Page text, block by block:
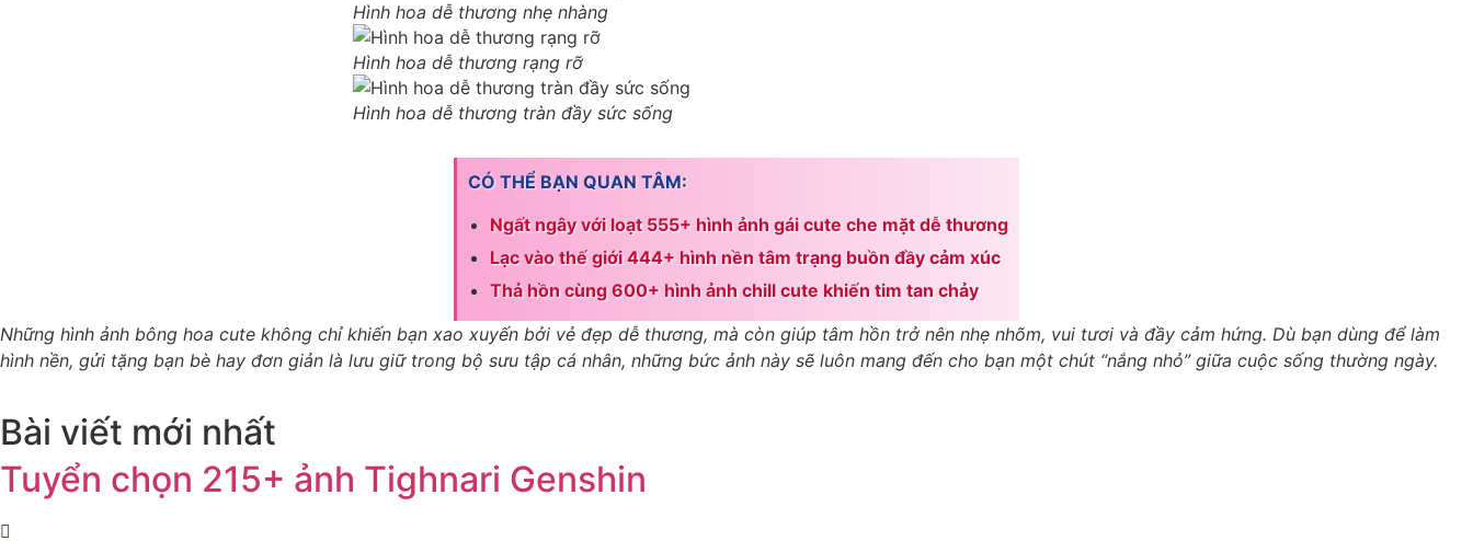
Hình hoa dễ thương nhẹ nhàng
Hình hoa dễ thương rạng rỡ
Hình hoa dễ thương tràn đầy sức sống
CÓ THỂ BẠN QUAN TÂM:
Ngất ngây với loạt 555+ hình ảnh gái cute che mặt dễ thương
Lạc vào thế giới 444+ hình nền tâm trạng buồn đầy cảm xúc
Thả hồn cùng 600+ hình ảnh chill cute khiến tim tan chảy
Những hình ảnh bông hoa cute không chỉ khiến bạn xao xuyến bởi vẻ đẹp dễ thương, mà còn giúp tâm hồn trở nên nhẹ nhõm, vui tươi và đầy cảm hứng. Dù bạn dùng để làm
hình nền, gửi tặng bạn bè hay đơn giản là lưu giữ trong bộ sưu tập cá nhân, những bức ảnh này sẽ luôn mang đến cho bạn một chút “nắng nhỏ” giữa cuộc sống thường ngày.
Bài viết mới nhất
Tuyển chọn 215+ ảnh Tighnari Genshin